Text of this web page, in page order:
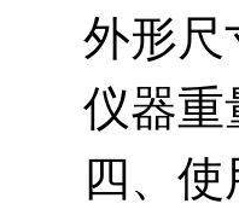
外形尺
仪器
四、